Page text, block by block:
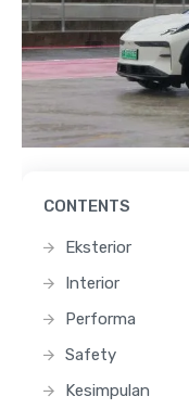
CONTENTS
Eksterior
Interior
Performa
Safety
Kesimpulan